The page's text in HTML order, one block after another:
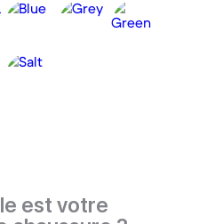
est votre